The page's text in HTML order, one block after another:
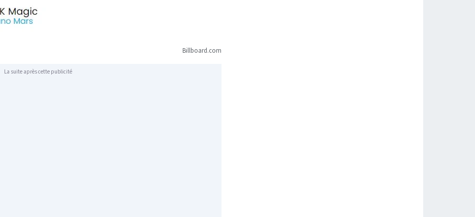
Billboard.com
La suite après cette publicité